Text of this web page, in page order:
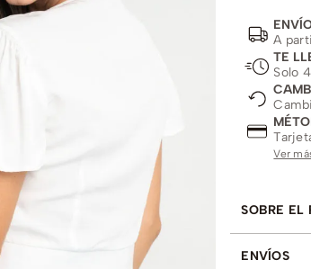
A
TE
Solo
Ver
SOBRE EL
ENVÍOS